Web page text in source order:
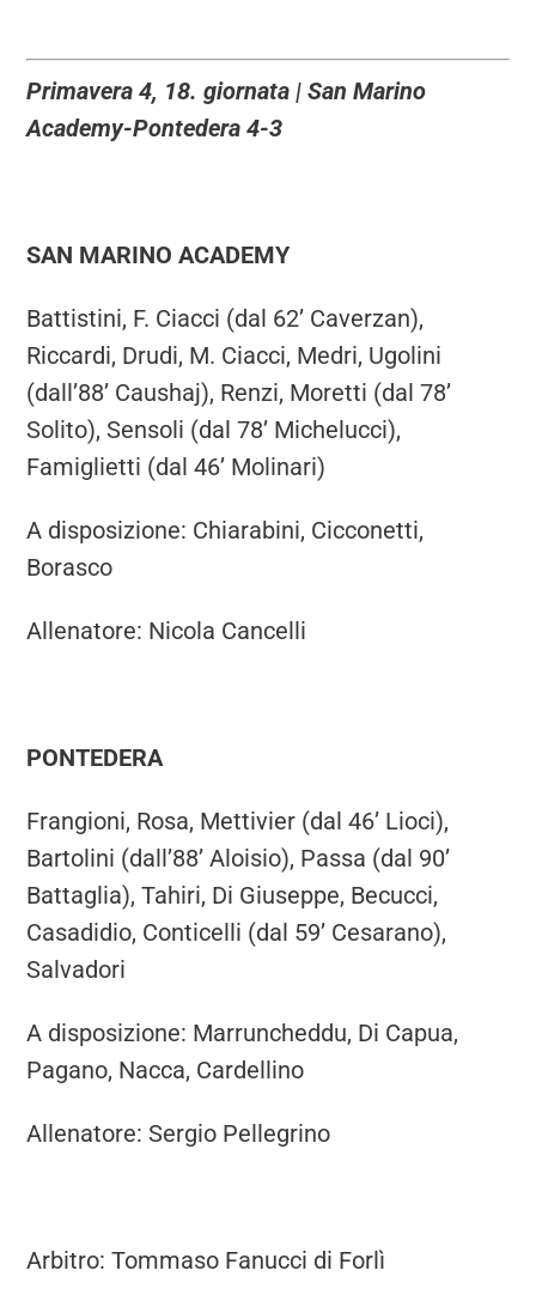
Primavera 4, 18. giornata | San Marino
Academy-Pontedera 4-3
SAN MARINO ACADEMY
Battistini, F. Ciacci (dal 62’ Caverzan),
Riccardi, Drudi, M. Ciacci, Medri, Ugolini
(dall’88’ Caushaj), Renzi, Moretti (dal 78’
Solito), Sensoli (dal 78’ Michelucci),
Famiglietti (dal 46’ Molinari)
A disposizione: Chiarabini, Cicconetti,
Borasco
Allenatore: Nicola Cancelli
PONTEDERA
Frangioni, Rosa, Mettivier (dal 46’ Lioci),
Bartolini (dall’88’ Aloisio), Passa (dal 90’
Battaglia), Tahiri, Di Giuseppe, Becucci,
Casadidio, Conticelli (dal 59’ Cesarano),
Salvadori
A disposizione: Marruncheddu, Di Capua,
Pagano, Nacca, Cardellino
Allenatore: Sergio Pellegrino
Arbitro: Tommaso Fanucci di Forlì